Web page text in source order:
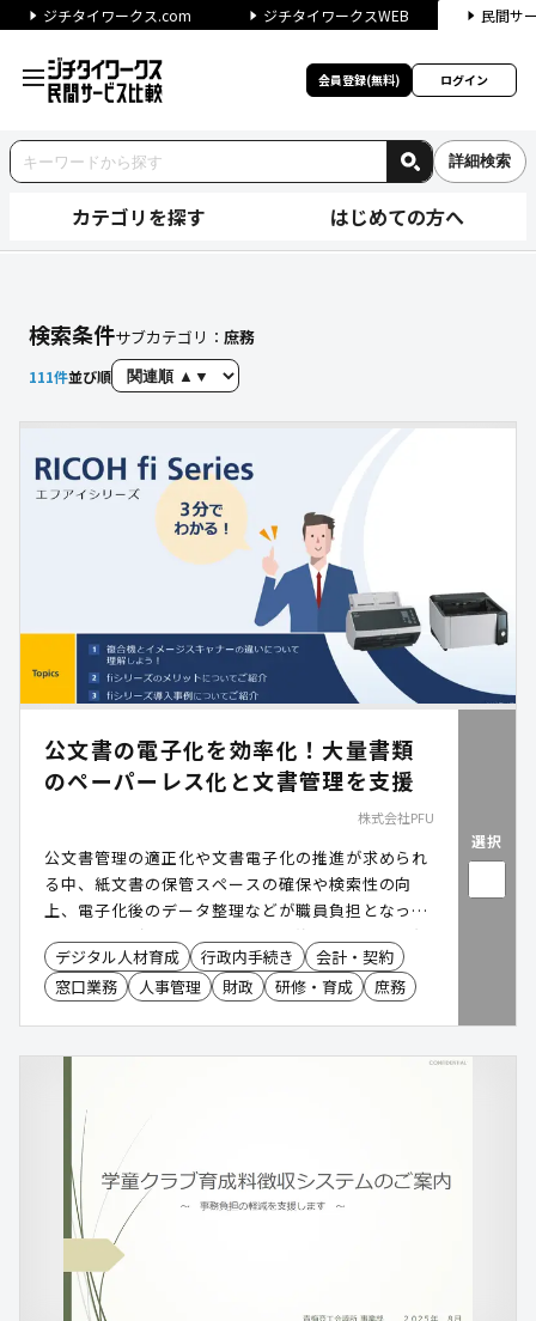
ジチタイワークス.com ジチタイワークスWEB 民間サ
会員登録(無料) ログイン
詳細検索
カテゴリを探す はじめての方へ
検索条件サブカテゴリ： 庶務
111件並び順
公文書の電子化を効率化！大量書類
のペーパーレス化と文書管理を支援
株式会社PFU
公文書管理の適正化や文書電子化の推進が求められ
る中、紙文書の保管スペースの確保や検索性の向
上、電子化後のデータ整理などが職員負担となって
いるケースがあります。特に、契約書や申請書、各
種帳票などを大量に取り扱う業務では、スキャン作
業やファイル管理に多くの工数を要する傾向があり
デジタル人材育成 行政内手続き
会計・契約
窓口業務
人事管理 財政 研修・育成 庶務
選択